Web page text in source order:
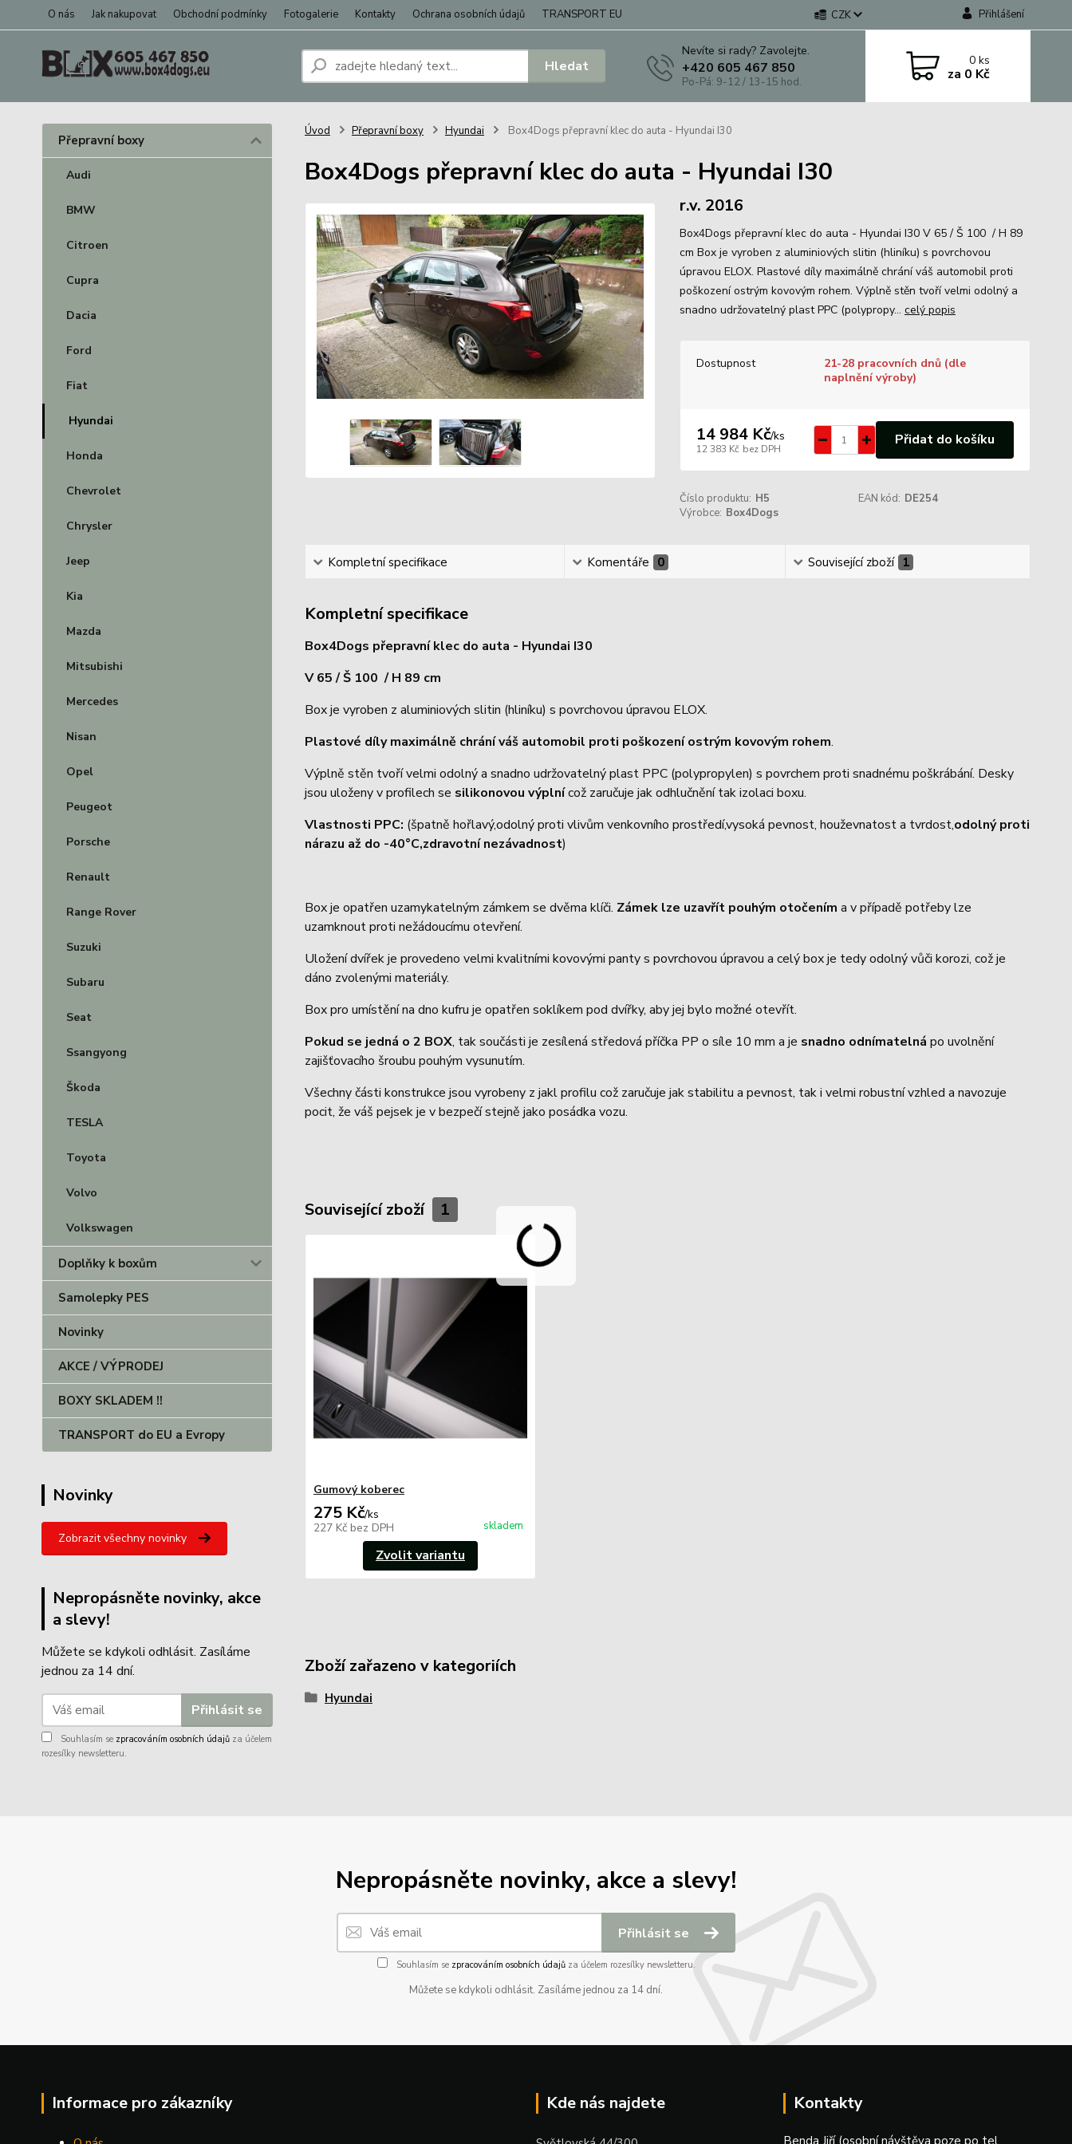
O nás Jak nakupovat Obchodní podmínky Fotogalerie Kontakty Ochrana osobních údajů TRANSPORT EU CZK Přihlášení
Hledat
Nevíte si rady? Zavolejte.
+420 605 467 850
Po-Pá: 9-12 / 13-15 hod.
0ks
za 0 Kč
Přepravní boxy
Audi
BMW
Citroen
Cupra
Dacia
Ford
Fiat
Hyundai
Honda
Chevrolet
Chrysler
Jeep
Kia
Mazda
Mitsubishi
Mercedes
Nisan
Opel
Peugeot
Porsche
Renault
Range Rover
Suzuki
Subaru
Seat
Ssangyong
Škoda
TESLA
Toyota
Volvo
Volkswagen
Doplňky k boxům
Samolepky PES
Novinky
AKCE / VÝPRODEJ
BOXY SKLADEM !!
TRANSPORT do EU a Evropy
Novinky
Zobrazit všechny novinky
Nepropásněte novinky, akce
a slevy!
Můžete se kdykoli odhlásit. Zasíláme
jednou za 14 dní.
Přihlásit se
Souhlasím se zpracováním osobních údajů za účelem
rozesílky newsletteru.
Úvod Přepravní boxy Hyundai Box4Dogs přepravní klec do auta - Hyundai I30
Box4Dogs přepravní klec do auta - Hyundai I30
r.v. 2016
Box4Dogs přepravní klec do auta - Hyundai I30 V 65 / Š 100 / H 89
cm Box je vyroben z aluminiových slitin (hliníku) s povrchovou
úpravou ELOX. Plastové díly maximálně chrání váš automobil proti
poškození ostrým kovovým rohem. Výplně stěn tvoří velmi odolný a
snadno udržovatelný plast PPC (polypropy... celý popis
Dostupnost
21-28 pracovních dnů (dle
naplnění výroby)
14 984 Kč/ks
12 383 Kč bez DPH
Přidat do košíku
Číslo produktu: H5 EAN kód: DE254
Výrobce: Box4Dogs
Kompletní specifikace Komentáře 0 Související zboží 1
Kompletní specifikace
Box4Dogs přepravní klec do auta - Hyundai I30
V 65 / Š 100 / H 89 cm
Box je vyroben z aluminiových slitin (hliníku) s povrchovou úpravou ELOX.
Plastové díly maximálně chrání váš automobil proti poškození ostrým kovovým rohem.
Výplně stěn tvoří velmi odolný a snadno udržovatelný plast PPC (polypropylen) s povrchem proti snadnému poškrábání. Desky
jsou uloženy v profilech se silikonovou výplnícož zaručuje jak odhlučnění tak izolaci boxu.
Vlastnosti PPC: (špatně hořlavý,odolný proti vlivům venkovního prostředí,vysoká pevnost, houževnatost a tvrdost,odolný proti
nárazu až do -40°C,zdravotní nezávadnost)
Box je opatřen uzamykatelným zámkem se dvěma klíči. Zámek lze uzavřít pouhým otočením a v případě potřeby lze
uzamknout proti nežádoucímu otevření.
Uložení dvířek je provedeno velmi kvalitními kovovými panty s povrchovou úpravou a celý box je tedy odolný vůči korozi, což je
dáno zvolenými materiály.
Box pro umístění na dno kufru je opatřen soklíkem pod dvířky, aby jej bylo možné otevřít.
Pokud se jedná o 2 BOX, tak součásti je zesílená středová příčka PP o síle 10 mm a je snadno odnímatelná po uvolnění
zajišťovacího šroubu pouhým vysunutím.
Všechny části konstrukce jsou vyrobeny z jakl profilu což zaručuje jak stabilitu a pevnost, tak i velmi robustní vzhled a navozuje
pocit, že váš pejsek je v bezpečí stejně jako posádka vozu.
Související zboží 1
Gumový koberec
275 Kč/ks
227 Kč bez DPH skladem
Zvolit variantu
Zboží zařazeno v kategoriích
Hyundai
Nepropásněte novinky, akce a slevy!
Přihlásit se
Souhlasím se zpracováním osobních údajůza účelem rozesílky newsletteru.
Můžete se kdykoli odhlásit. Zasíláme jednou za 14 dní.
Informace pro zákazníky Kde nás najdete Kontakty
Benda Jiří (osobní návštěva poze po tel.